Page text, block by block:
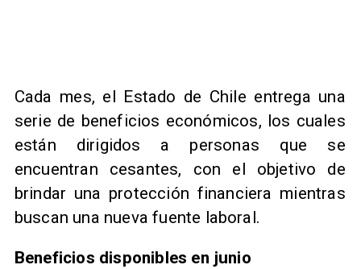
Cada mes, el Estado de Chile entrega una
serie de beneficios económicos, los cuales
están dirigidos a personas que se
encuentran cesantes, con el objetivo de
brindar una protección financiera mientras
buscan una nueva fuente laboral.
Beneficios disponibles en junio